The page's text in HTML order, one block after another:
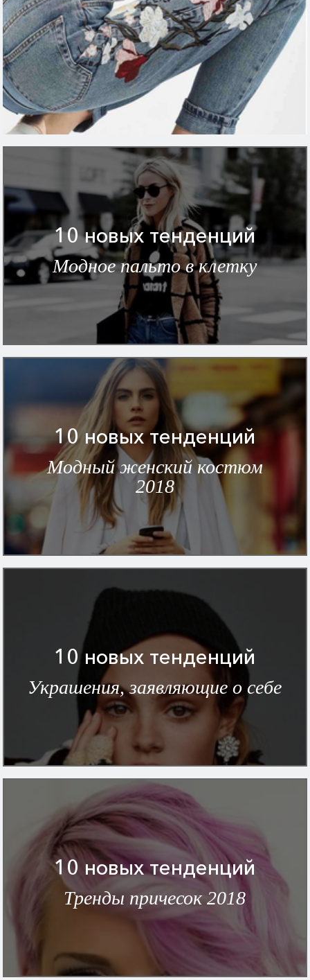
10 новых тенденций
Модное пальто в клетку
10 новых тенденций
Модный женский костюм
2018
10 новых тенденций
Украшения, заявляющие о себе
10 новых тенденций
Тренды причесок 2018